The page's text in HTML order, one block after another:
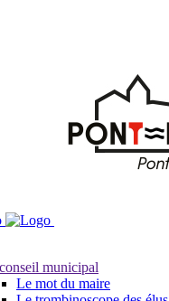
municipal
Le mot du maire